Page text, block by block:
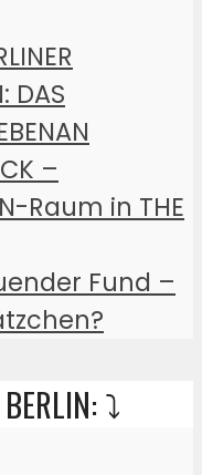
DAS
–
Raum in THE
Fund –
⤵️